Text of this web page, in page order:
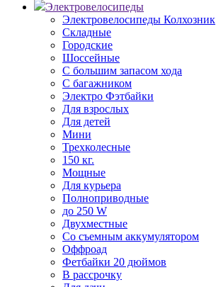
Электровелосипеды
Электровелосипеды Колхозник
Складные
Городские
Шоссейные
С большим запасом хода
С багажником
Электро Фэтбайки
Для взрослых
Для детей
Мини
Трехколесные
150 кг.
Мощные
Для курьера
Полноприводные
до 250 W
Двухместные
Со съемным аккумулятором
Оффроад
Фетбайки 20 дюймов
В рассрочку